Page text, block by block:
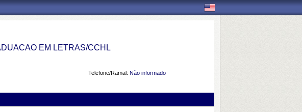
EM LETRAS/CCHL
Telefone/Ramal: Não informado